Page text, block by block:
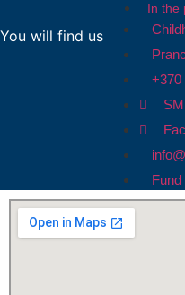
In the
You will find us
+370